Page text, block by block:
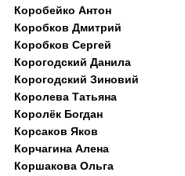
Коробейко Антон
Коробков Дмитрий
Коробков Сергей
Корогодский Данила
Корогодский Зиновий
Королева Татьяна
Королёк Богдан
Корсаков Яков
Корчагина Алена
Коршакова Ольга